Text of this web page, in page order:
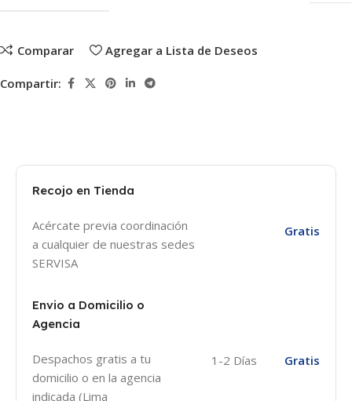
Comparar Agregar a Lista de Deseos
Compartir:
Recojo en Tienda
Acércate previa coordinación
a cualquier de nuestras sedes
SERVISA
Gratis
Envio a Domicilio o
Agencia
Despachos gratis a tu
domicilio o en la agencia
indicada (Lima
1-2 Días Gratis